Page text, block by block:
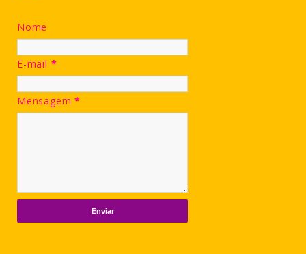
Nome
E-mail *
Mensagem*